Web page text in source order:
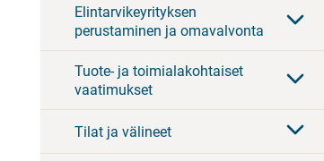
Elintarvikeyrityksen
perustaminen ja omavalvonta
Tuote- ja toimialakohtaiset
vaatimukset
Tilat ja välineet